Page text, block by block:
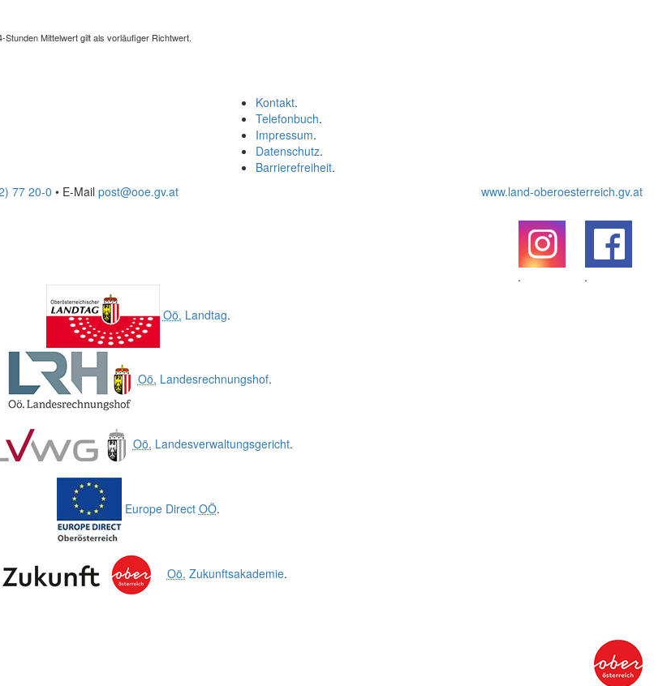
Mittelwert gilt als vorläufiger Richtwert.
Kontakt.
Telefonbuch.
Impressum.
Datenschutz.
Barrierefreiheit.
77 20-0 • E-Mail post@ooe.gv.at www.land-oberoesterreich.gv.at
.
.
Oö. Landtag.
Oö. Landesrechnungshof.
Oö. Landesverwaltungsgericht.
Europe Direct OÖ.
Oö. Zukunftsakademie.